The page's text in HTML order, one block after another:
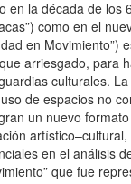
en la década de los
como en el
en Movimiento”)
arriesgado, para
culturales.
de espacios no
un nuevo
en el análisis
que fue